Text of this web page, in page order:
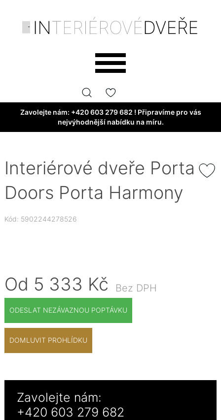
Zavolejte nám: +420 603 279 682 ! Připravíme pro vás
nejvýhodnější nabídku na míru.
Interiérové dveře Porta
Doors Porta Harmony
Kód: 5902244278526
Od 5 333 Kč Bez DPH
ODESLAT NEZÁVAZNOU POPTÁVKU
DOMLUVIT PROHLÍDKU
Zavolejte nám:
+420 603 279 682